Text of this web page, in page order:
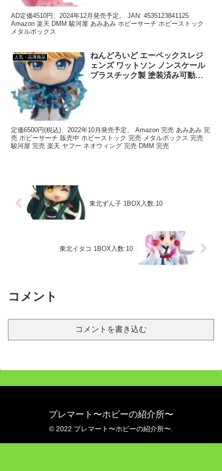
AD定価4510円、2024年12月発売予定。 JAN: 4535123841125
Amazon 楽天 DMM 駿河屋 あみあみ ホビーサーチ ホビーストック
メタルボックス
人気・品薄商品
ねんどろいど エーペックスレジ
ェンズ ワットソン ノンスケール
プラスチック製 塗装済み可動フ
定価6500円(税込)、2022年10月発売予定。 Amazon 完売 あみあみ 完
売 ホビーサーチ 販売中 ホビーストック 完売 メタルボックス 完売
駿河屋 完売 楽天 ヤフー ネオウィング 完売 DMM 完売
東北ずん子 1BOX入数:10
東北イタコ 1BOX入数:10
コメント
コメントを書き込む
プレマート〜ホビーの紹介所〜
© 2022 プレマート〜ホビーの紹介所〜.